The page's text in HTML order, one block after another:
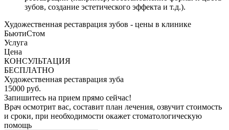
зубов, создание эстетического эффекта и т.д.).
Художественная реставрация зубов - цены в клинике
БьютиСтом
Услуга
Цена
КОНСУЛЬТАЦИЯ
БЕСПЛАТНО
Художественная реставрация зуба
15000 руб.
Запишитесь на прием прямо сейчас!
Врач осмотрит вас, составит план лечения, озвучит стоимость
и сроки, при необходимости окажет стоматологическую
помощь